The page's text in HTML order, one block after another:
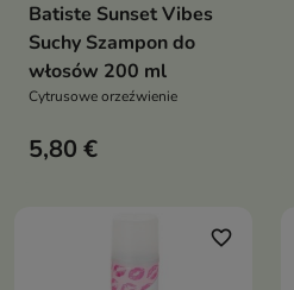
Batiste Sunset Vibes
Suchy Szampon do
włosów 200 ml
Cytrusowe orzeźwienie
5,80 €
favorite_border